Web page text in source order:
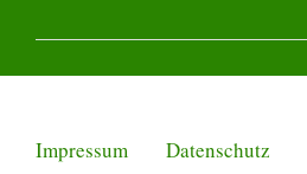
Impressum Datenschutz